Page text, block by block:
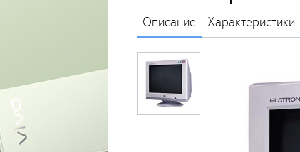
Описание Характеристики